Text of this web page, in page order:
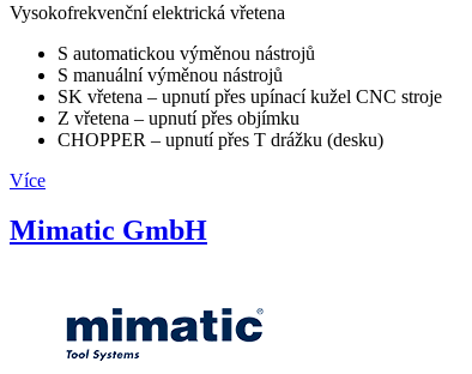
Vysokofrekvenční elektrická vřetena
S automatickou výměnou nástrojů
S manuální výměnou nástrojů
SK vřetena – upnutí přes upínací kužel CNC stroje
Z vřetena – upnutí přes objímku
CHOPPER – upnutí přes T drážku (desku)
Více
Mimatic GmbH